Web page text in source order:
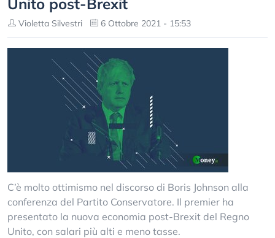
Unito post-Brexit
Violetta Silvestri 6 Ottobre 2021 - 15:53
C’è molto ottimismo nel discorso di Boris Johnson alla
conferenza del Partito Conservatore. Il premier ha
presentato la nuova economia post-Brexit del Regno
Unito, con salari più alti e meno tasse.